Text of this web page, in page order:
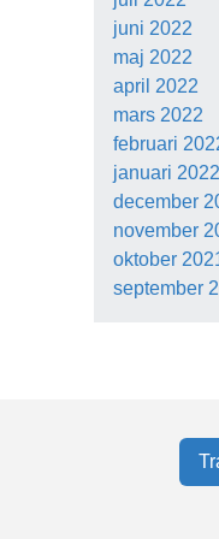
juni 2022
maj 2022
april 2022
mars 2022
februari
januari 2022
december
november
oktober
september